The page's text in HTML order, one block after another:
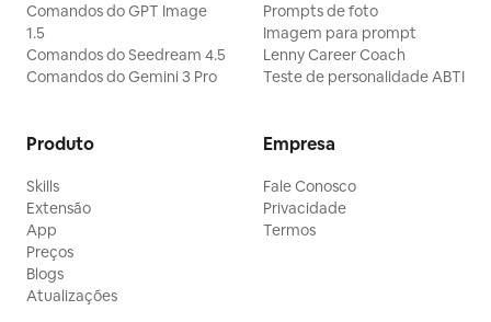
Comandos do GPT Image
1.5
Comandos do Seedream 4.5
Comandos do Gemini 3 Pro
Prompts de foto
Imagem para prompt
Lenny Career Coach
Teste de personalidade ABTI
Produto
Skills
Extensão
App
Preços
Blogs
Atualizações
Empresa
Fale Conosco
Privacidade
Termos